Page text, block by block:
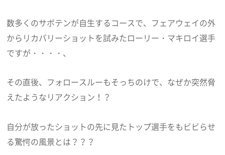
数多くのサボテンが自生するコースで、フェアウェイの外
からリカバリーショットを試みたローリー・マキロイ選手
ですが・・・・、
その直後、フォロースルーもそっちのけで、なぜか突然脅
えたようなリアクション！？
自分が放ったショットの先に見たトップ選手をもビビらせ
る驚愕の風景とは？？？